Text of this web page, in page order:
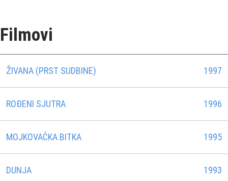
Filmovi
ŽIVANA (PRST SUDBINE) 1997
ROÐENI SJUTRA 1996
MOJKOVAČKA BITKA 1995
DUNJA 1993